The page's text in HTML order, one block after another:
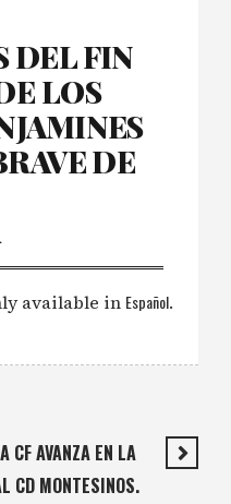
DEL FIN
LOS
DE
available in Español.
CF AVANZA EN LA
CD MONTESINOS.